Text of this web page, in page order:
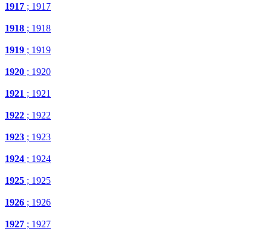
1917 ; 1917
1918 ; 1918
1919 ; 1919
1920 ; 1920
1921 ; 1921
1922 ; 1922
1923 ; 1923
1924 ; 1924
1925 ; 1925
1926 ; 1926
1927 ; 1927